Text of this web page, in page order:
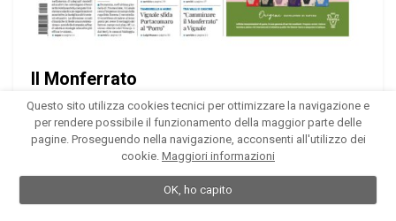
Il Monferrato
Edizione 36 del 10/05/2024
36 pagine
5 ...
Questo sito utilizza cookies tecnici per ottimizzare la navigazione e
per rendere possibile il funzionamento della maggior parte delle
pagine. Proseguendo nella navigazione, acconsenti all'utilizzo dei
cookie. Maggiori informazioni
OK, ho capito